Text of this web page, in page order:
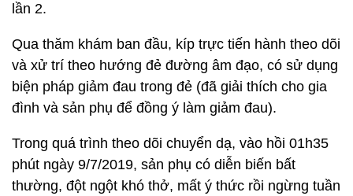
lần 2.
Qua thăm khám ban đầu, kíp trực tiến hành theo dõi
và xử trí theo hướng đẻ đường âm đạo, có sử dụng
biện pháp giảm đau trong đẻ (đã giải thích cho gia
đình và sản phụ để đồng ý làm giảm đau).
Trong quá trình theo dõi chuyển dạ, vào hồi 01h35
phút ngày 9/7/2019, sản phụ có diễn biến bất
thường, đột ngột khó thở, mất ý thức rồi ngừng tuần